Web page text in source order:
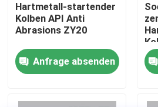
Qualitätskontrolle
Treten Sie mit uns in
Hartmetall-startender
Kolben API Anti
Abrasions ZY20
Anfrage absenden